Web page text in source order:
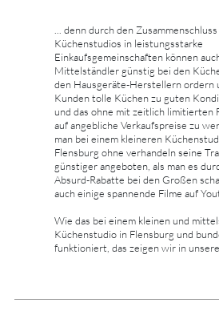
... denn durch den
Küchenstudios in leistungsstarke
Einkaufsgemeinschaften können
Mittelständler günstig bei den
den Hausgeräte-Herstellern ordern
Kunden tolle Küchen zu guten
und das ohne mit zeitlich limitierten
auf angebliche Verkaufspreise zu
man bei einem kleineren
Flensburg ohne verhandeln seine
günstiger angeboten, als man es
Absurd-Rabatte bei den Großen
auch einige spannende Filme auf
Wie das bei einem kleinen und
Küchenstudio in Flensburg und
funktioniert, das zeigen wir in